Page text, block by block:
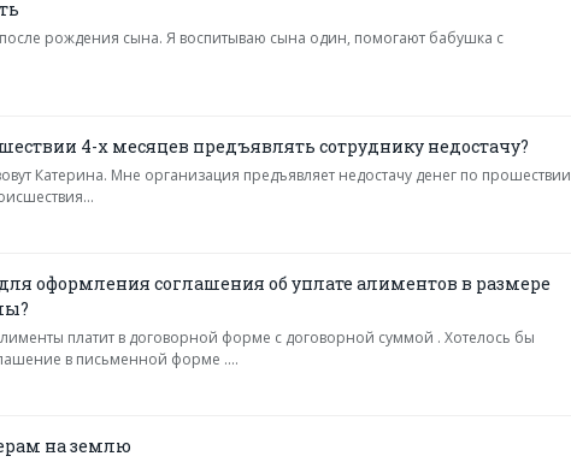
рождения сына. Я воспитываю сына один, помогают бабушка с
4-х месяцев предъявлять сотруднику недостачу?
Катерина. Мне организация предъявляет недостачу денег по прошествии
оформления соглашения об уплате алиментов в размере
платит в договорной форме с договорной суммой . Хотелось бы
в письменной форме ....
на землю